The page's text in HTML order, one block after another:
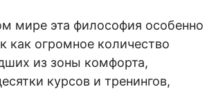
мире эта философия особенно
как огромное количество
из зоны комфорта,
курсов и тренингов,